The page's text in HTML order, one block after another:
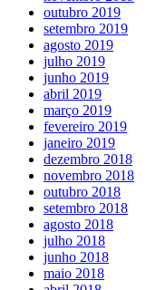
outubro 2019
setembro 2019
agosto 2019
julho 2019
junho 2019
abril 2019
março 2019
fevereiro 2019
janeiro 2019
dezembro 2018
novembro 2018
outubro 2018
setembro 2018
agosto 2018
julho 2018
junho 2018
maio 2018